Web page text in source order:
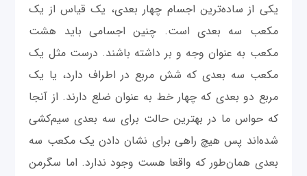
یکی از ساده‌ترین اجسام چهار بعدی، یک قیاس از یک
مکعب سه بعدی است. چنین اجسامی باید هشت
مکعب به عنوان وجه و بر داشته باشند. درست مثل یک
مکعب سه بعدی که شش مربع در اطراف دارد، یا یک
مربع دو بعدی که چهار خط به عنوان ضلع دارند. از آنجا
که حواس ما در بهترین حالت برای سه بعدی سیم‌کشی
شده‌اند پس هیچ راهی برای نشان دادن یک مکعب سه
بعدی همان‌طور که واقعا هست وجود ندارد. اما سگرمن